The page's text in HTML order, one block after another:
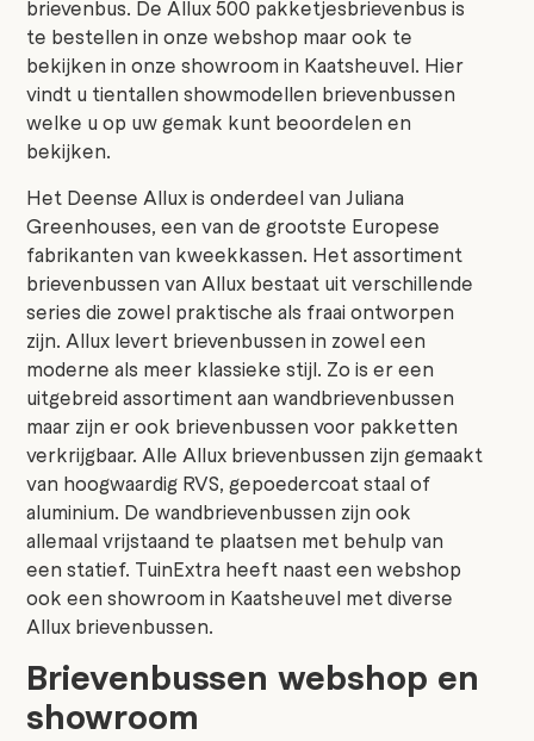
brievenbus. De Allux 500 pakketjesbrievenbus is
te bestellen in onze webshop maar ook te
bekijken in onze showroom in Kaatsheuvel. Hier
vindt u tientallen showmodellen brievenbussen
welke u op uw gemak kunt beoordelen en
bekijken.
Het Deense Allux is onderdeel van Juliana
Greenhouses, een van de grootste Europese
fabrikanten van kweekkassen. Het assortiment
brievenbussen van Allux bestaat uit verschillende
series die zowel praktische als fraai ontworpen
zijn. Allux levert brievenbussen in zowel een
moderne als meer klassieke stijl. Zo is er een
uitgebreid assortiment aan wandbrievenbussen
maar zijn er ook brievenbussen voor pakketten
verkrijgbaar. Alle Allux brievenbussen zijn gemaakt
van hoogwaardig RVS, gepoedercoat staal of
aluminium. De wandbrievenbussen zijn ook
allemaal vrijstaand te plaatsen met behulp van
een statief. TuinExtra heeft naast een webshop
ook een showroom in Kaatsheuvel met diverse
Allux brievenbussen.
Brievenbussen webshop en
showroom